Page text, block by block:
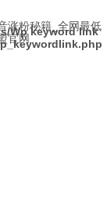
Wp keyword link
涨粉秘籍_全网最低
官网